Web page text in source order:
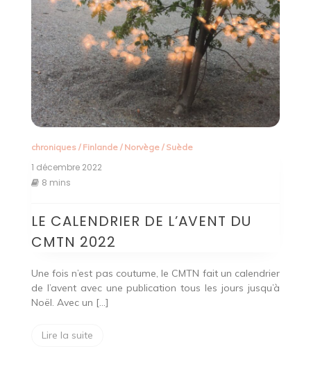
chroniques/ Finlande/ Norvège/ Suède
1 décembre 2022
8 mins
LE CALENDRIER DE L’AVENT DU
CMTN 2022
Une fois n’est pas coutume, le CMTN fait un calendrier
de l’avent avec une publication tous les jours jusqu’à
Noël. Avec un […]
Lire la suite